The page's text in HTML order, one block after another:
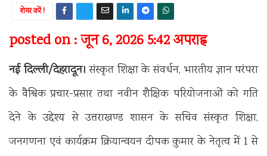
शेयर करें !
posted on : जून 6, 2026 5:42 अपराह्न
नई दिल्ली/देहरादून। संस्कृत शिक्षा के संवर्धन, भारतीय ज्ञान परंपरा
के वैश्विक प्रचार-प्रसार तथा नवीन शैक्षिक परियोजनाओं को गति
देने के उद्देश्य से उत्तराखण्ड शासन के सचिव संस्कृत शिक्षा,
जनगणना एवं कार्यक्रम क्रियान्वयन दीपक कुमार के नेतृत्व में 1 से